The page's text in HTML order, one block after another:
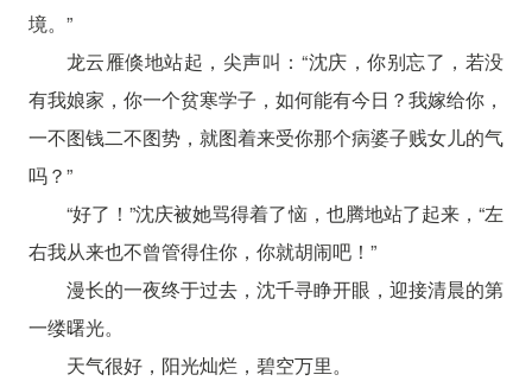
境。”
龙云雁倏地站起，尖声叫：“沈庆，你别忘了，若没
有我娘家，你一个贫寒学子，如何能有今日？我嫁给你，
一不图钱二不图势，就图着来受你那个病婆子贱女儿的气
吗？”
“好了！”沈庆被她骂得着了恼，也腾地站了起来，“左
右我从来也不曾管得住你，你就胡闹吧！”
漫长的一夜终于过去，沈千寻睁开眼，迎接清晨的第
一缕曙光。
天气很好，阳光灿烂，碧空万里。